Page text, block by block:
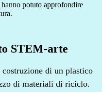
potuto approfondire
STEM-arte
di un plastico
di materiali di riciclo.